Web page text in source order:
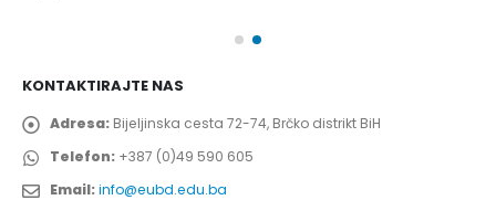
KONTAKTIRAJTE NAS
Adresa: Bijeljinska cesta 72-74, Brčko distrikt BiH
Telefon: +387 (0)49 590 605
Email:info@eubd.edu.ba